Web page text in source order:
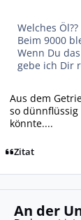
Welches Öl??
Beim 9000
Wenn Du
gebe ich Dir
Aus dem
so dünnflüssig
könnte....
Zitat
An der